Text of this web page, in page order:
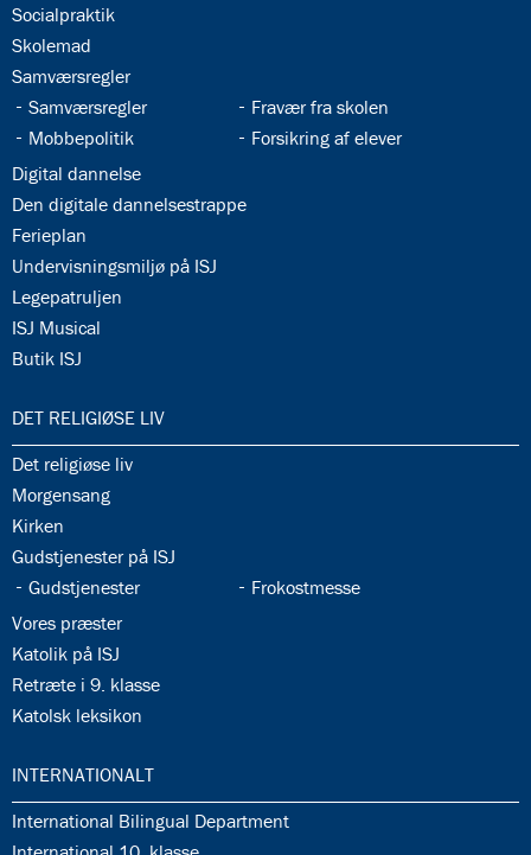
34.4:
Socialpraktik
34.5:
Skolemad
34.6:
Samværsregler
34.7:
Samværsregler 34.8:
Fravær fra skolen
34.9:
Mobbepolitik 34.10:
Forsikring af elever
34.11:
Digital dannelse
34.12:
Den digitale dannelsestrappe
34.13:
Ferieplan
34.14:
Undervisningsmiljø på ISJ
34.15:
Legepatruljen
34.16:
ISJ Musical
34.17:
Butik ISJ
35.0:
DET RELIGIØSE LIV
35.1:
Det religiøse liv
35.2:
Morgensang
35.3:
Kirken
35.4:
Gudstjenester på ISJ
35.5:
Gudstjenester 35.6:
Frokostmesse
35.7:
Vores præster
35.8:
Katolik på ISJ
35.9:
Retræte i 9. klasse
35.10:
Katolsk leksikon
36.0:
INTERNATIONALT
36.1:
International Bilingual Department